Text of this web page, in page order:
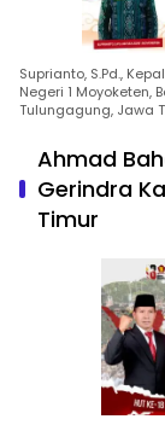
Suprianto, S.Pd.,
Negeri 1 Moyoketen,
Tulungagung, Jawa
Ahmad
Gerindra
Timur